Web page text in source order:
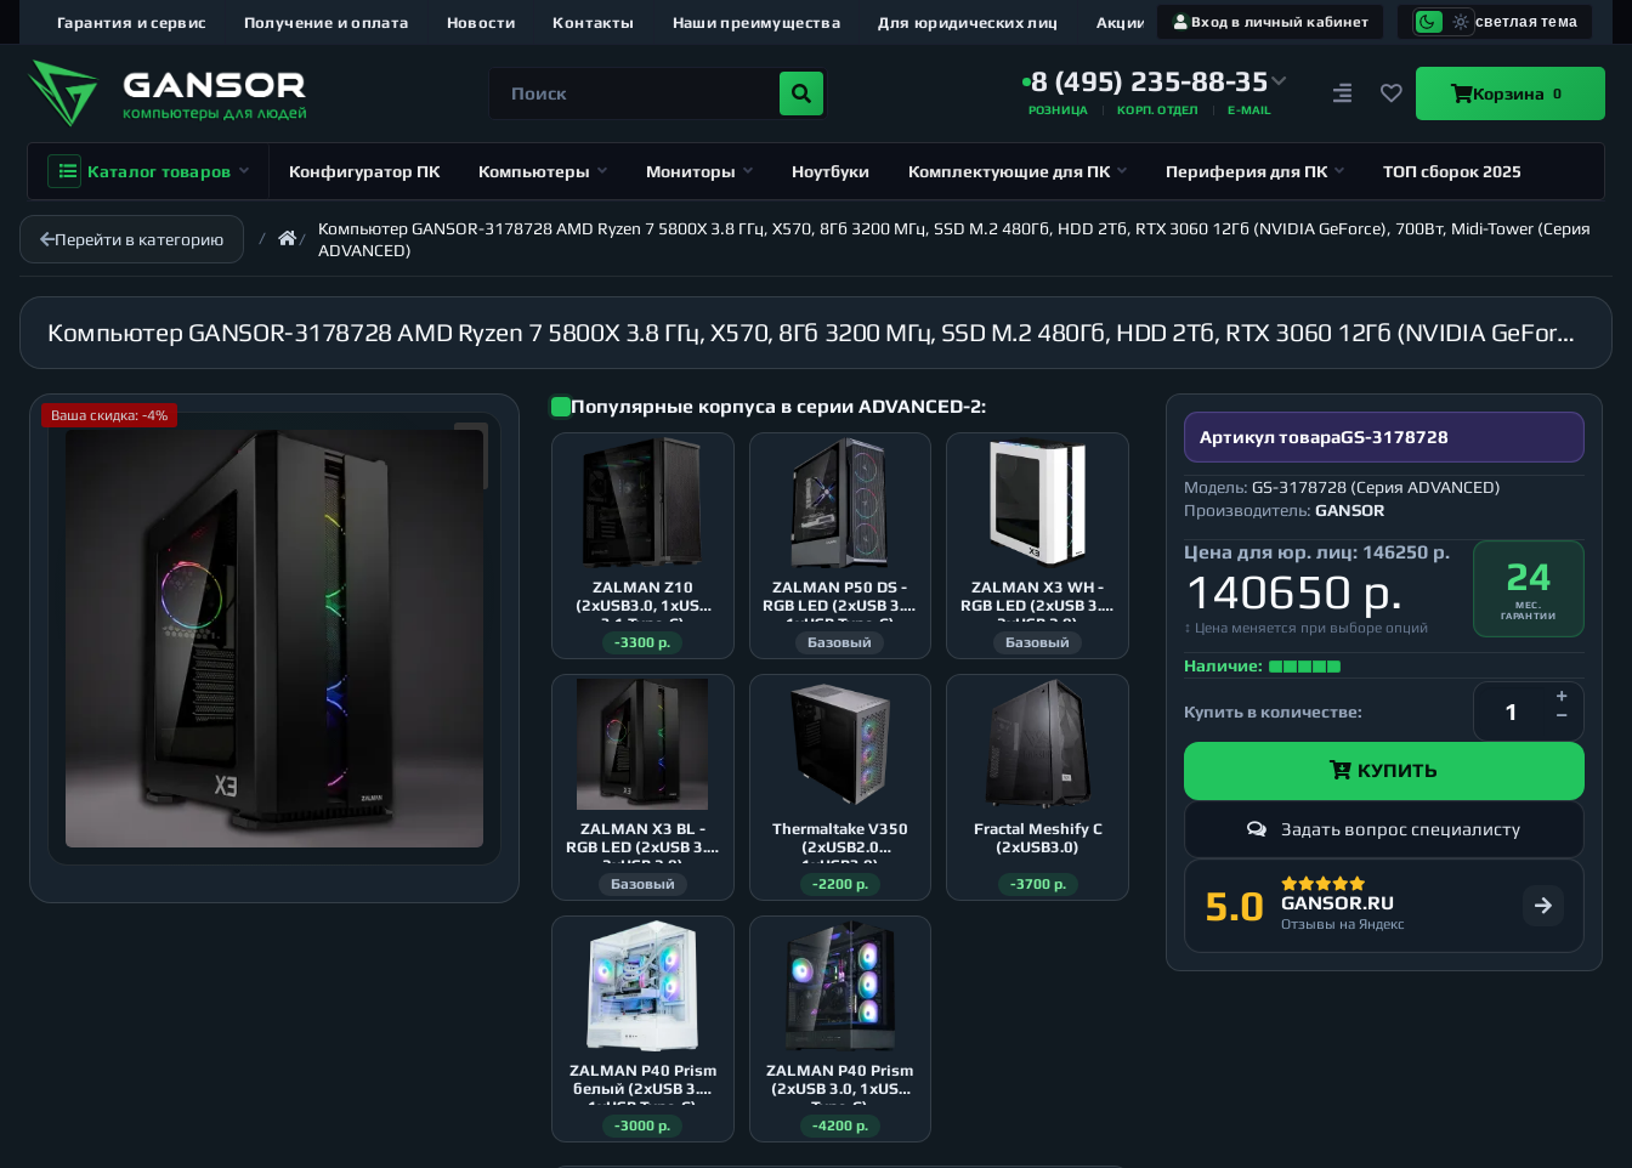
Вход в личный кабинет светлая тема
Гарантия и сервис Получение и оплата Новости Контакты Наши преимущества Для юридических лиц Акции
8 (495) 235-88-35
РОЗНИЦА КОРП. ОТДЕЛ E-MAIL
Корзина 0
Каталог товаров Конфигуратор ПК Компьютеры Мониторы Ноутбуки Комплектующие для ПК Периферия для ПК ТОП сборок 2025
Перейти в категорию
Компьютер GANSOR-3178728 AMD Ryzen 7 5800X 3.8 ГГц, X570, 8Гб 3200 МГц, SSD M.2 480Гб, HDD 2Тб, RTX 3060 12Гб (NVIDIA GeForce), 700Вт, Midi-Tower (Серия
ADVANCED)
Компьютер GANSOR-3178728 AMD Ryzen 7 5800X 3.8 ГГц, X570, 8Гб 3200 МГц, SSD M.2 480Гб, HDD 2Тб, RTX 3060 12Гб (NVIDIA GeForce), 700Вт, Midi-Tower (Серия ADVANCED)
Ваша скидка: -4% Популярные корпуса в серии ADVANCED-2:
ZALMAN Z10
(2xUSB3.0, 1xUSB
3.1 Type-C)
-3300 р.
ZALMAN P50 DS -
RGB LED (2xUSB 3.0,
1xUSB Type-C)
Базовый
ZALMAN X3 WH -
RGB LED (2xUSB 3.0,
2xUSB 2.0)
Базовый
ZALMAN X3 BL -
RGB LED (2xUSB 3.0,
2xUSB 2.0)
Базовый
Thermaltake V350
(2xUSB2.0
1xUSB3.0)
-2200 р.
Fractal Meshify C
(2xUSB3.0)
-3700 р.
ZALMAN P40 Prism
белый (2xUSB 3.0,
1xUSB Type-C)
-3000 р.
ZALMAN P40 Prism
(2xUSB 3.0, 1xUSB
Type-C)
-4200 р.
Артикул товараGS-3178728
Модель: GS-3178728 (Серия ADVANCED)
Производитель: GANSOR
Цена для юр. лиц: 146250 р.
140650 р.
↕ Цена меняется при выборе опций
24
МЕС.
ГАРАНТИИ
Наличие:
Купить в количестве:
КУПИТЬ
Задать вопрос специалисту
5.0 GANSOR.RU
Отзывы на Яндекс